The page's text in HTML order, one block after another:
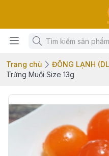
Trang chủ ĐÔNG LẠNH
Trứng Muối Size 13g